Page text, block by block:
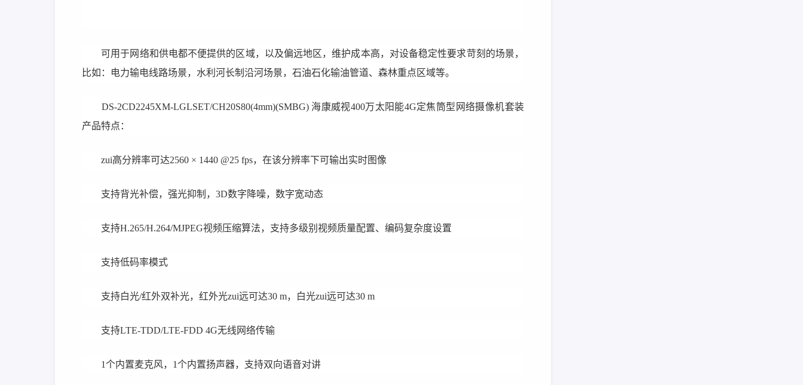
可用于网络和供电都不便提供的区域，以及偏远地区，维护成本高，对设备稳定性要求苛刻的场景，
比如：电力输电线路场景，水利河长制沿河场景，石油石化输油管道、森林重点区域等。
DS-2CD2245XM-LGLSET/CH20S80(4mm)(SMBG)海康威视400万太阳能4G定焦筒型网络摄像机套装
产品特点：
zui高分辨率可达2560 × 1440 @25 fps，在该分辨率下可输出实时图像
支持背光补偿，强光抑制，3D数字降噪，数字宽动态
支持H.265/H.264/MJPEG视频压缩算法，支持多级别视频质量配置、编码复杂度设置
支持低码率模式
支持白光/红外双补光，红外光zui远可达30 m，白光zui远可达30 m
支持LTE-TDD/LTE-FDD 4G无线网络传输
1个内置麦克风，1个内置扬声器，支持双向语音对讲